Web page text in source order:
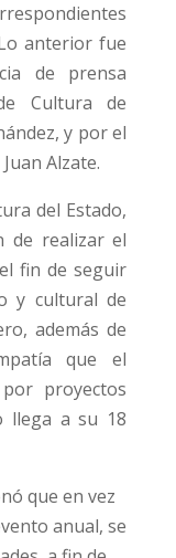
anterior fue
de prensa
Cultura de
y por el
Alzate.
del Estado,
de realizar el
fin de seguir
y cultural de
además de
que el
proyectos
llega a su 18
que en vez
anual, se